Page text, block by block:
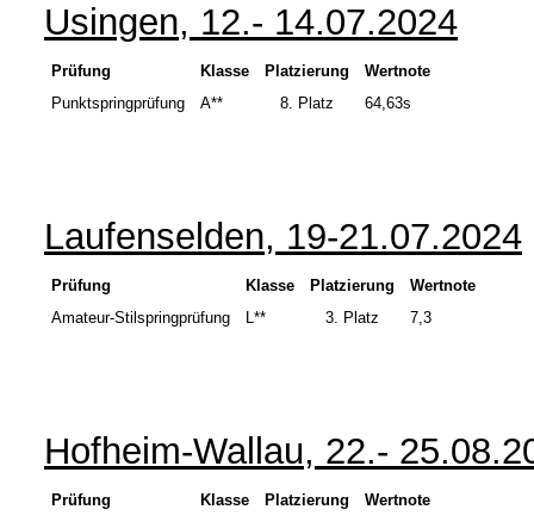
Usingen, 12.- 14.07.2024
Prüfung Klasse Platzierung
Wertnote
Punktspringprüfung
A** 8. Platz 64,63s
Laufenselden, 19-21.07.2024
Prüfung Klasse Platzierung
Wertnote
Amateur-Stilspringprüfung
L** 3. Platz 7,3
Hofheim-Wallau, 22.-
Prüfung Klasse Platzierung
Wertnote